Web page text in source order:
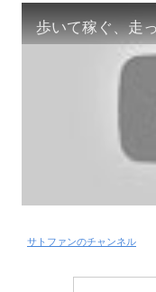
サトファンのチャンネル